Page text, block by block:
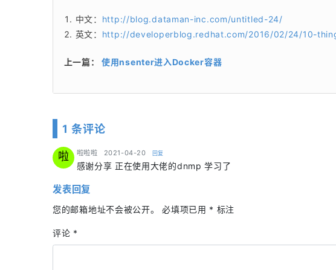
中文： http://blog.dataman-inc.com/untitled-24/
英文： http://developerblog.redhat.com/2016/02/24/10-
上一篇： 使用nsenter进入Docker容器
1 条评论
啦 啦啦啦 says:
2021-04-20 回复
感谢分享 正在使用大佬的dnmp 学习了
发表回复
您的邮箱地址不会被公开。 必填项已用 * 标注
评论 *